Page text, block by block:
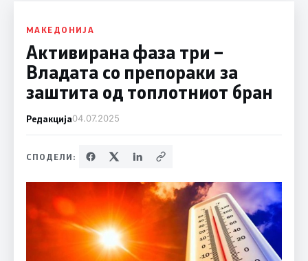
МАКЕДОНИЈА
Активирана фаза три –
Владата со препораки за
заштита од топлотниот бран
Редакција04.07.2025
СПОДЕЛИ: